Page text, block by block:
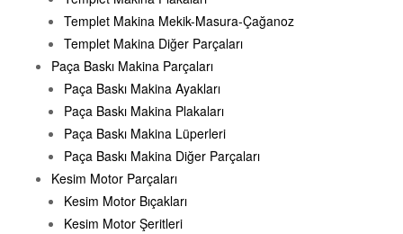
Templet Makina Mekik-Masura-Çağanoz
Templet Makina Diğer Parçaları
Paça Baskı Makina Parçaları
Paça Baskı Makina Ayakları
Paça Baskı Makina Plakaları
Paça Baskı Makina Lüperleri
Paça Baskı Makina Diğer Parçaları
Kesim Motor Parçaları
Kesim Motor Bıçakları
Kesim Motor Şeritleri